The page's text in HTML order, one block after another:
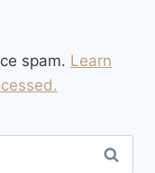
spam. Learn